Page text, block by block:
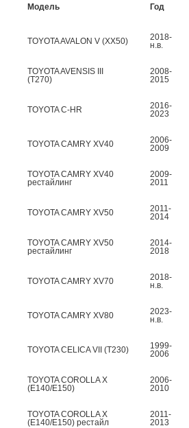
Модель Год
TOYOTA AVALON V (XX50)
2018-
н.в.
TOYOTA AVENSIS III
(T270)
2008-
2015
TOYOTA C-HR
2016-
2023
TOYOTA CAMRY XV40
2006-
2009
TOYOTA CAMRY XV40
рестайлинг
2009-
2011
TOYOTA CAMRY XV50
2011-
2014
TOYOTA CAMRY XV50
рестайлинг
2014-
2018
TOYOTA CAMRY XV70
2018-
н.в.
TOYOTA CAMRY XV80
2023-
н.в.
TOYOTA CELICA VII (T230)
1999-
2006
TOYOTA COROLLA X
(E140/E150)
2006-
2010
TOYOTA COROLLA X
(E140/E150) рестайл
2011-
2013